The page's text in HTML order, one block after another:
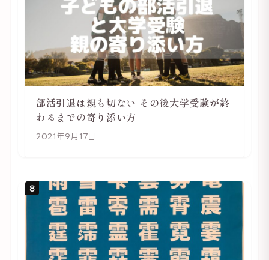
部活引退は親も切ない その後大学受験が終
わるまでの寄り添い方
2021年9月17日
8